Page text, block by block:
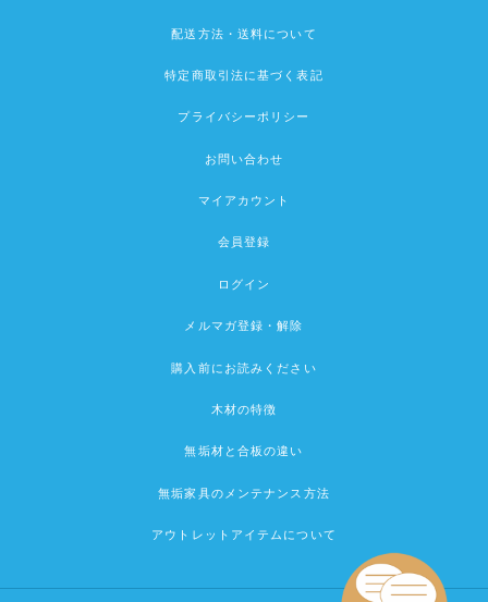
配送方法・送料について
特定商取引法に基づく表記
プライバシーポリシー
お問い合わせ
マイアカウント
会員登録
ログイン
メルマガ登録・解除
購入前にお読みください
木材の特徴
無垢材と合板の違い
無垢家具のメンテナンス方法
アウトレットアイテムについて